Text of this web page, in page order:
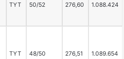
TYT 50/52 276,60 1.088.424
TYT 48/50 276,51 1.089.654